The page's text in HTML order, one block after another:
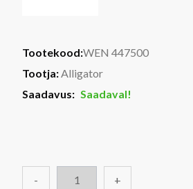
Tootekood:WEN 447500
Tootja:Alligator
Saadavus: Saadaval!
- +